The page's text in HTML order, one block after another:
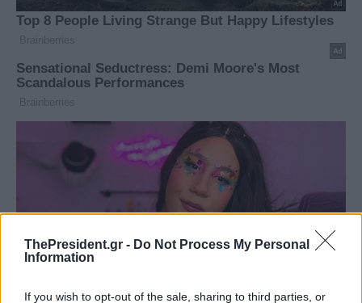
ThePresident.gr - Do Not Process My Personal
Information
If you wish to opt-out of the sale, sharing to third parties, or